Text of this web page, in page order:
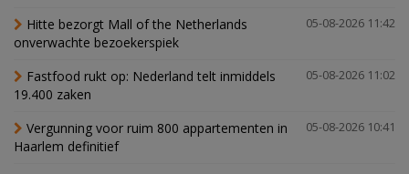
05-08-2026 11:42
Hitte bezorgt Mall of the Netherlands
onverwachte bezoekerspiek
05-08-2026 11:02
Fastfood rukt op: Nederland telt inmiddels
19.400 zaken
05-08-2026 10:41
Vergunning voor ruim 800 appartementen in
Haarlem definitief